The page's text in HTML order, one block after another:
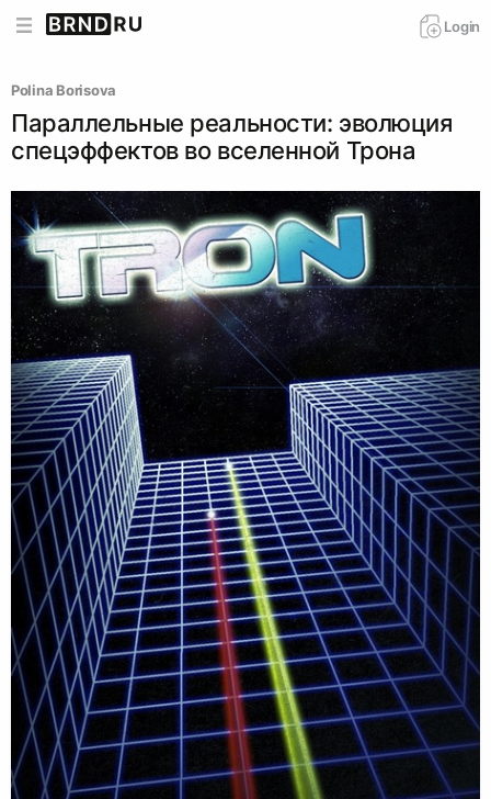
Login
Polina Borisova
Параллельные реальности: эволюция
спецэффектов во вселенной Трона